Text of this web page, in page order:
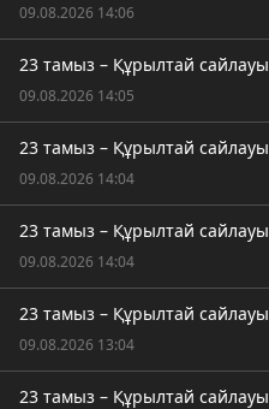
09.08.2026 14:06
23 тамыз – Құрылтай сайлауы
09.08.2026 14:05
23 тамыз – Құрылтай сайлауы
09.08.2026 14:04
23 тамыз – Құрылтай сайлауы
09.08.2026 14:04
23 тамыз – Құрылтай сайлауы
09.08.2026 13:04
23 тамыз – Құрылтай сайлауы